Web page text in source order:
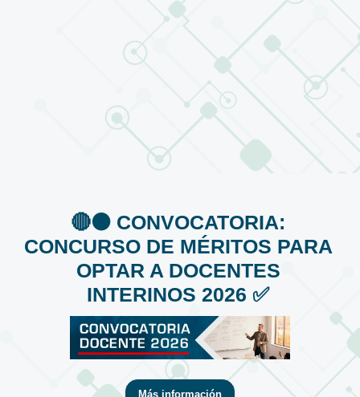
🔴⚫️ CONVOCATORIA:
CONCURSO DE MÉRITOS PARA
OPTAR A DOCENTES
INTERINOS 2026 ✅
Más información